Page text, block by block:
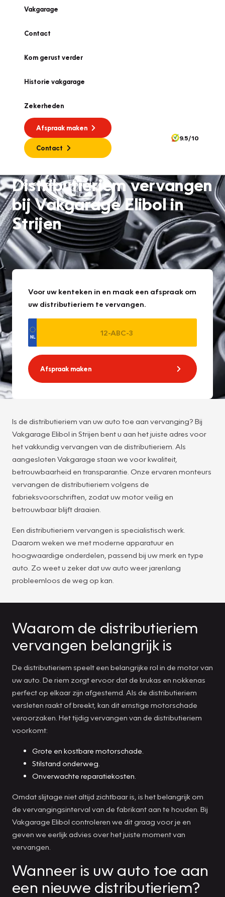
Vakgarage
Contact
Kom gerust verder
Historie vakgarage
Zekerheden
Afspraak maken
Contact
9.5/10
Onderhoud en reparatie
Distributieriem vervangen
bij Vakgarage Elibol in
Strijen
Voor uw kenteken in en maak een afspraak om
uw distributieriem te vervangen.
Afspraak maken
Is de distributieriem van uw auto toe aan vervanging? Bij
Vakgarage Elibol in Strijen bent u aan het juiste adres voor
het vakkundig vervangen van de distributieriem. Als
aangesloten Vakgarage staan we voor kwaliteit,
betrouwbaarheid en transparantie. Onze ervaren monteurs
vervangen de distributieriem volgens de
fabrieksvoorschriften, zodat uw motor veilig en
betrouwbaar blijft draaien.
Een distributieriem vervangen is specialistisch werk.
Daarom weken we met moderne apparatuur en
hoogwaardige onderdelen, passend bij uw merk en type
auto. Zo weet u zeker dat uw auto weer jarenlang
probleemloos de weg op kan.
Waarom de distributieriem
vervangen belangrijk is
De distributieriem speelt een belangrijke rol in de motor van
uw auto. De riem zorgt ervoor dat de krukas en nokkenas
perfect op elkaar zijn afgestemd. Als de distributieriem
versleten raakt of breekt, kan dit ernstige motorschade
veroorzaken. Het tijdig vervangen van de distributieriem
voorkomt:
Grote en kostbare motorschade.
Stilstand onderweg.
Onverwachte reparatiekosten.
Omdat slijtage niet altijd zichtbaar is, is het belangrijk om
de vervangingsinterval van de fabrikant aan te houden. Bij
Vakgarage Elibol controleren we dit graag voor je en
geven we eerlijk advies over het juiste moment van
vervangen.
Wanneer is uw auto toe aan
een nieuwe distributieriem?